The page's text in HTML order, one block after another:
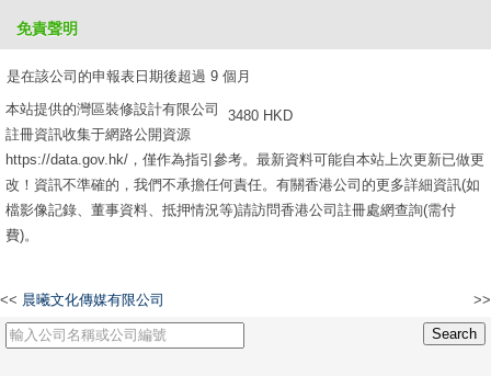
是在該公司的申報表日期後超過 9 個月
3480 HKD
免責聲明
本站提供的灣區裝修設計有限公司
註冊資訊收集于網路公開資源
https://data.gov.hk/，僅作為指引參考。最新資料可能自本站上次更新已做更
改！資訊不準確的，我們不承擔任何責任。有關香港公司的更多詳細資訊(如
檔影像記錄、董事資料、抵押情況等)請訪問香港公司註冊處網查詢(需付
費)。
<< 晨曦文化傳媒有限公司 >>